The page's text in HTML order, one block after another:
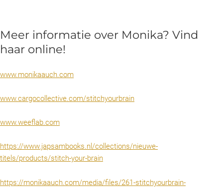
Meer informatie over Monika? Vind
haar online!
www.monikaauch.com
www.cargocollective.com/stitchyourbrain
www.weeflab.com
https://www.japsambooks.nl/collections/nieuwe-
titels/products/stitch-your-brain
https://monikaauch.com/media/files/261-stitchyourbrain-